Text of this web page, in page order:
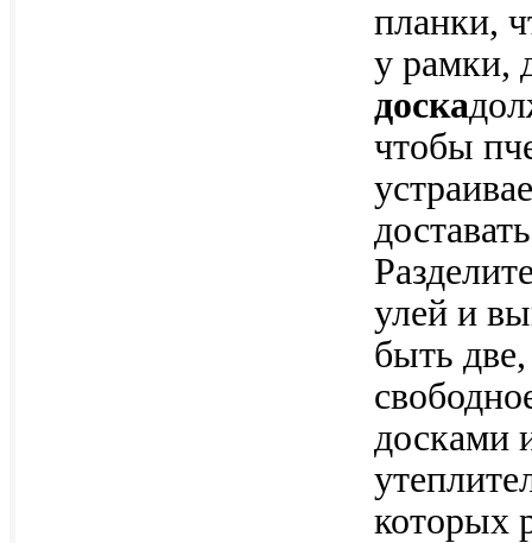
планки,
у рамки,
доска
чтобы
улей и
быть
досками
которых